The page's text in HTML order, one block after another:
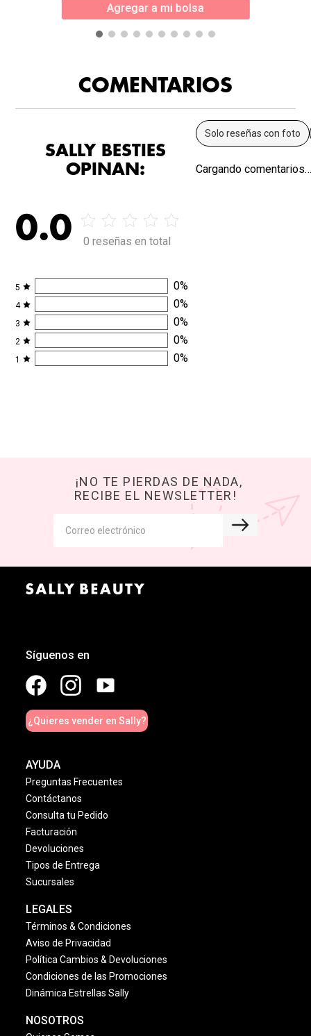
Agregar a mi bolsa
COMENTARIOS
SALLY BESTIES
OPINAN:
0.0 0 reseñas en total
5 0%
4 0%
3 0%
2 0%
1 0%
Solo reseñas con foto
Cargando
¡NO TE PIERDAS DE NADA,
RECIBE EL NEWSLETTER!
Síguenos en
¿Quieres vender en Sally?
AYUDA
Preguntas Frecuentes
Contáctanos
Consulta tu Pedido
Facturación
Devoluciones
Tipos de Entrega
Sucursales
LEGALES
Términos & Condiciones
Aviso de Privacidad
Política Cambios & Devoluciones
Condiciones de las Promociones
Dinámica Estrellas Sally
NOSOTROS